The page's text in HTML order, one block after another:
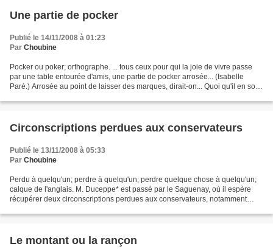
Une partie de pocker
Publié le 14/11/2008 à 01:23
Par Choubine
Pocker ou poker; orthographe. ... tous ceux pour qui la joie de vivre passe
par une table entourée d'amis, une partie de pocker arrosée... (Isabelle
Paré.) Arrosée au point de laisser des marques, dirait-on... Quoi qu'il en soit,
Circonscriptions perdues aux conservateurs
Publié le 13/11/2008 à 05:33
Par Choubine
Perdu à quelqu'un; perdre à quelqu'un; perdre quelque chose à quelqu'un;
calque de l'anglais. M. Duceppe* est passé par le Saguenay, où il espère
récupérer deux circonscriptions perdues aux conservateurs, notamment
Le montant ou la rançon